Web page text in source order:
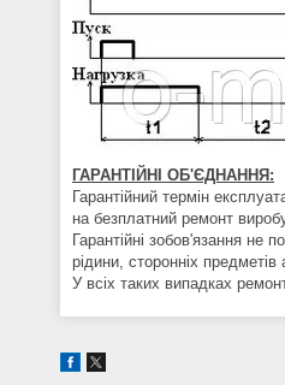
ГАРАНТІЙНІ ОБ'ЄДНАННЯ:
Гарантійний термін
на безплатний ремонт
Гарантійні зобов'язання
рідини, сторонніх
У всіх таких випадках